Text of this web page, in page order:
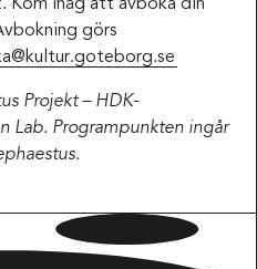
Kom ihåg att avboka din
görs
Projekt – HDK-
Lab. Programpunkten ingår